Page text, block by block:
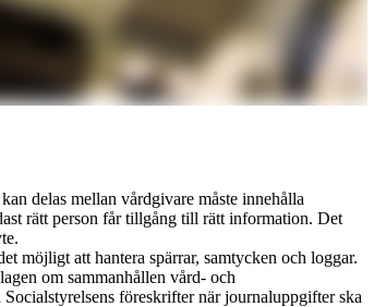
delas mellan vårdgivare måste innehålla
rätt person får tillgång till rätt information. Det
möjligt att hantera spärrar, samtycken och loggar.
om sammanhållen vård- och
föreskrifter när journaluppgifter ska